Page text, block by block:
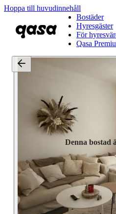
Hoppa till huvudinnehåll
Bostäder
Hyresgäster
För
Qasa
Denna bostad